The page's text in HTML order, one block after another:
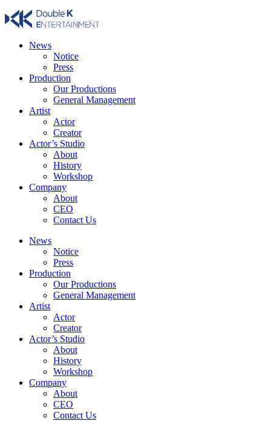
Skip
to
News
Notice
Press
Production
Our Productions
General Management
Artist
Actor
Creator
Actor’s Studio
About
History
Workshop
Company
About
CEO
Contact Us
News
Notice
Press
Production
Our Productions
General Management
Artist
Actor
Creator
Actor’s Studio
About
History
Workshop
Company
About
CEO
Contact Us